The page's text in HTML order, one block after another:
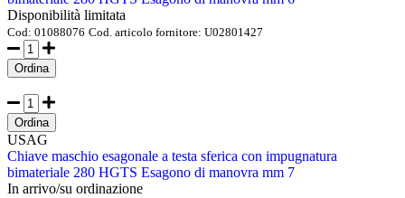
Disponibilità limitata
Cod: 01088076 Cod. articolo fornitore: U02801427
Ordina
Ordina
USAG
Chiave maschio esagonale a testa sferica con impugnatura
bimateriale 280 HGTS Esagono di manovra mm 7
In arrivo/su ordinazione